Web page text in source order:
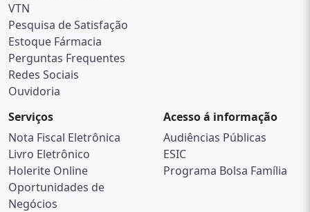
VTN
Pesquisa de Satisfação
Estoque Fármacia
Perguntas Frequentes
Redes Sociais
Ouvidoria
Serviços
Nota Fiscal Eletrônica
Livro Eletrônico
Holerite Online
Oportunidades de
Negócios
Acesso á informação
Audiências Públicas
ESIC
Programa Bolsa Família